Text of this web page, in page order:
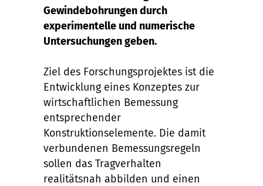
Gewindebohrungen durch
experimentelle und numerische
Untersuchungen geben.
Ziel des Forschungsprojektes ist die
Entwicklung eines Konzeptes zur
wirtschaftlichen Bemessung
entsprechender
Konstruktionselemente. Die damit
verbundenen Bemessungsregeln
sollen das Tragverhalten
realitätsnah abbilden und einen